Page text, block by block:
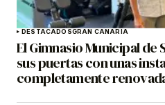
DESTACADOSGRAN CANARIA
El Gimnasio Municipal
sus puertas con unas
completamente